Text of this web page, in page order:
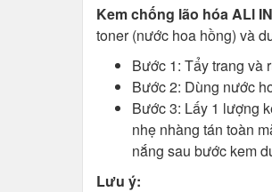
Kem chống lão hóa ALl
toner (nước hoa hồng) và
Bước 1: Tẩy trang và
Bước 2: Dùng nước
Bước 3: Lấy 1 lượng
nhẹ nhàng tán toàn
nắng sau bước kem
Lưu ý: